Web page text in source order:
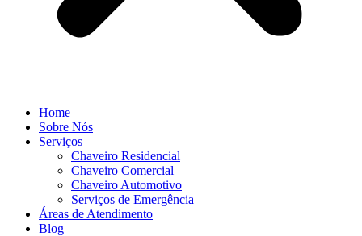
Home
Sobre Nós
Serviços
Chaveiro Residencial
Chaveiro Comercial
Chaveiro Automotivo
Serviços de Emergência
Áreas de Atendimento
Blog